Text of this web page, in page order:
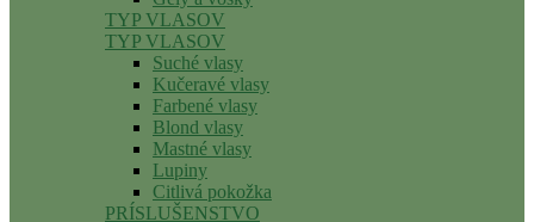
TYP VLASOV
TYP VLASOV
Suché vlasy
Kučeravé vlasy
Farbené vlasy
Blond vlasy
Mastné vlasy
Lupiny
Citlivá pokožka
PRÍSLUŠENSTVO